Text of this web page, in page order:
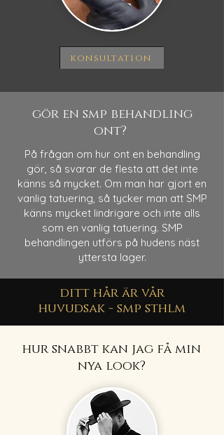
konsultation
gör en smp behandling
ont?
På frågan om hur ont en behandling
gör, så svarar de flesta att det inte
känns så mycket. Om man har gjort en
vanlig tatuering, så tycker man att SMP
känns mycket lindrigare och inte alls
som en vanlig tatuering. SMP
behandlingen utförs på hudens näst
yttersta lager.
ditt hår är vår
huvudsak - smp sthlm
hur snabbt kan jag få min
nya look?